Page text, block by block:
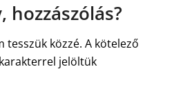
hozzászólás?
tesszük közzé. A kötelező
karakterrel jelöltük